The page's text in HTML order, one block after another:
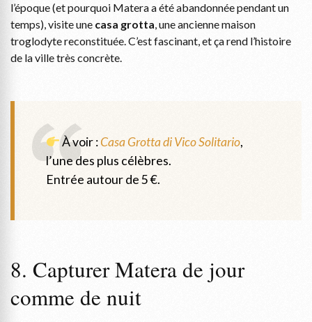
l’époque (et pourquoi Matera a été abandonnée pendant un
temps), visite une casa grotta, une ancienne maison
troglodyte reconstituée. C’est fascinant, et ça rend l’histoire
de la ville très concrète.
À voir :Casa Grotta di Vico Solitario,
l’une des plus célèbres.
Entrée autour de 5 €.
8. Capturer Matera de jour
comme de nuit